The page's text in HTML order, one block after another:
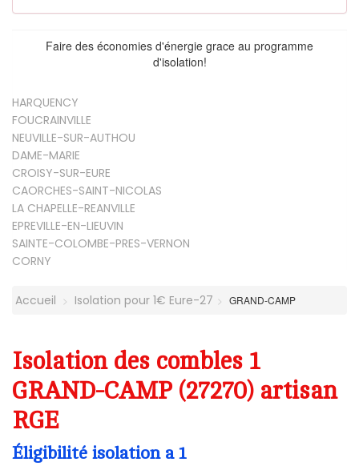
Faire des économies d'énergie grace au programme
d'isolation!
HARQUENCY
FOUCRAINVILLE
NEUVILLE-SUR-AUTHOU
DAME-MARIE
CROISY-SUR-EURE
CAORCHES-SAINT-NICOLAS
LA CHAPELLE-REANVILLE
EPREVILLE-EN-LIEUVIN
SAINTE-COLOMBE-PRES-VERNON
CORNY
Accueil Isolation pour 1€ Eure-27 GRAND-CAMP
Isolation des combles 1
GRAND-CAMP (27270) artisan
RGE
Éligibilité isolation a 1